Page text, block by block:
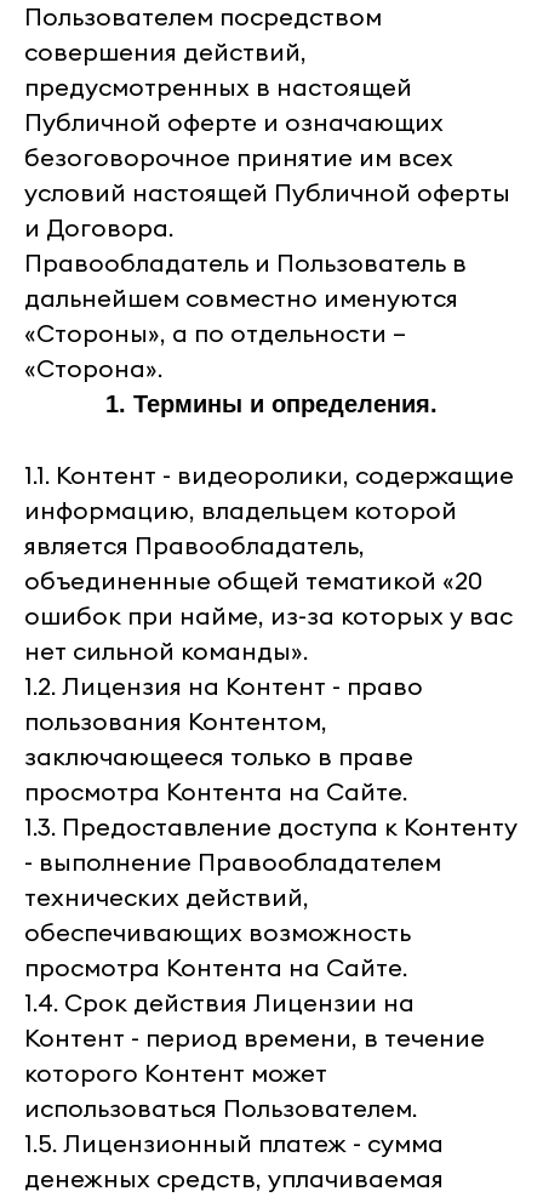
Пользователем посредством
совершения действий,
предусмотренных в настоящей
Публичной оферте и означающих
безоговорочное принятие им всех
условий настоящей Публичной оферты
и Договора.
Правообладатель и Пользователь в
дальнейшем совместно именуются
«Стороны», а по отдельности –
«Сторона».
1. Термины и определения.
1.1. Контент - видеоролики, содержащие
информацию, владельцем которой
является Правообладатель,
объединенные общей тематикой «20
ошибок при найме, из-за которых у вас
нет сильной команды».
1.2. Лицензия на Контент - право
пользования Контентом,
заключающееся только в праве
просмотра Контента на Сайте.
1.3. Предоставление доступа к Контенту
- выполнение Правообладателем
технических действий,
обеспечивающих возможность
просмотра Контента на Сайте.
1.4. Срок действия Лицензии на
Контент - период времени, в течение
которого Контент может
использоваться Пользователем.
1.5. Лицензионный платеж - сумма
денежных средств, уплачиваемая